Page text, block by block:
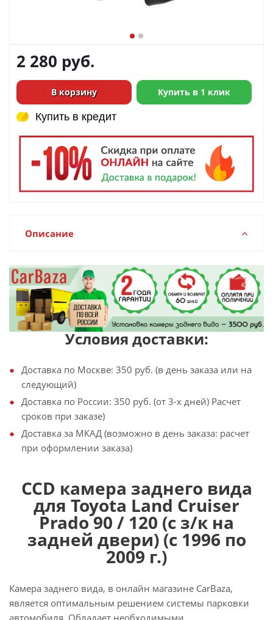
2 280 руб.
В корзину Купить в 1 клик
Купить в кредит
Купить в кредит
Описание
Условия доставки:
Доставка по Москве: 350 руб. (в день заказа или на
следующий)
Доставка по России: 350 руб. (от 3-х дней) Расчет
сроков при заказе)
Доставка за МКАД (возможно в день заказа: расчет
при оформлении заказа)
CCD камера заднего вида
для Toyota Land Cruiser
Prado 90 / 120 (с з/к на
задней двери) (с 1996 по
2009 г.)
Камера заднего вида, в онлайн магазине CarBaza,
является оптимальным решением системы парковки
автомобиля. Обладает необходимыми